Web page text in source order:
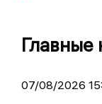
Главные
07/08/2026